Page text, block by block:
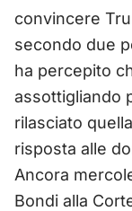
convincere
secondo due
ha percepito
assottigliando
rilasciato
risposta alle
Ancora
Bondi alla